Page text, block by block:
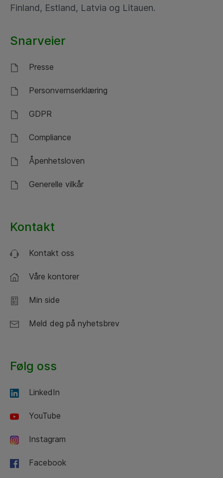
Finland, Estland, Latvia og Litauen.
Snarveier
Presse
Personvernserklæring
GDPR
Compliance
Åpenhetsloven
Generelle vilkår
Kontakt
Kontakt oss
Våre kontorer
Min side
Meld deg på nyhetsbrev
Følg oss
LinkedIn
YouTube
Instagram
Facebook